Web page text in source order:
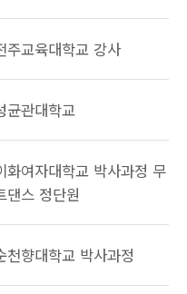
주교육대학교 강사
균관대학교
화여자대학교 박사과정 무
댄스 정단원
천향대학교 박사과정